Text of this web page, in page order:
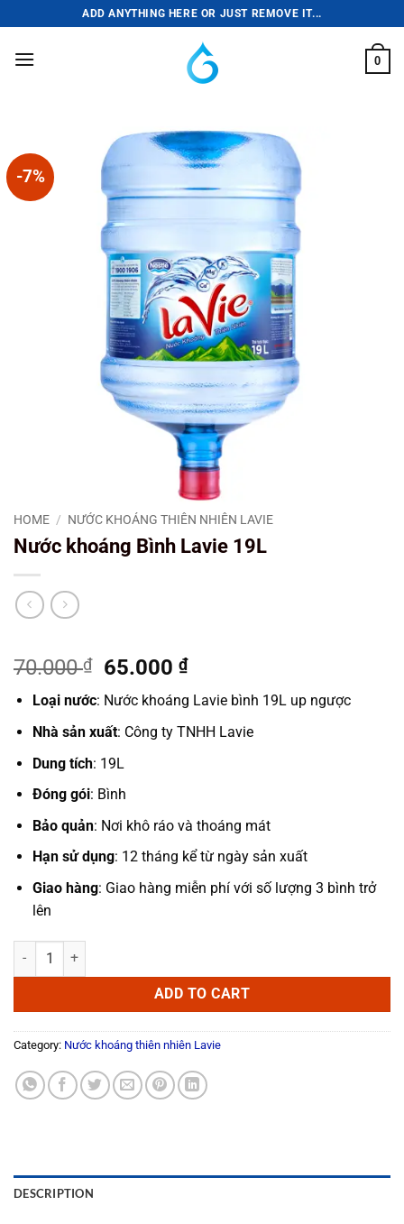
to
content
ADD ANYTHING HERE OR JUST REMOVE IT...
0
-7%
HOME / NƯỚC KHOÁNG THIÊN NHIÊN LAVIE
Nước khoáng Bình Lavie 19L
70.000₫
Original
price
was:
70.000 ₫.
65.000₫Current
price
is:
65.000 ₫.
Loại nước: Nước khoáng Lavie bình 19L up ngược
Nhà sản xuất: Công ty TNHH Lavie
Dung tích: 19L
Đóng gói: Bình
Bảo quản: Nơi khô ráo và thoáng mát
Hạn sử dụng: 12 tháng kể từ ngày sản xuất
Giao hàng: Giao hàng miễn phí với số lượng 3 bình trở
lên
Nước khoáng Bình Lavie 19L quantity
ADD TO CART
Category: Nước khoáng thiên nhiên Lavie
DESCRIPTION